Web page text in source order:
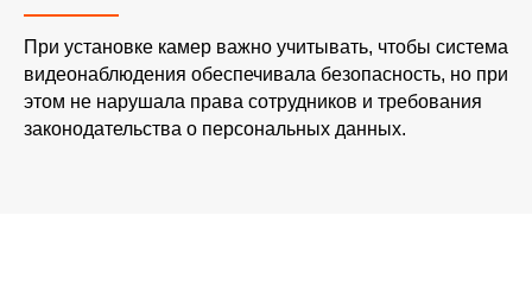
При установке камер важно учитывать, чтобы система
видеонаблюдения обеспечивала безопасность, но при
этом не нарушала права сотрудников и требования
законодательства о персональных данных.